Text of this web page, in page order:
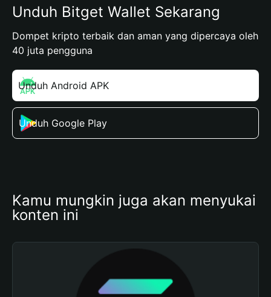
Unduh Bitget Wallet Sekarang
Dompet kripto terbaik dan aman yang dipercaya oleh
40 juta pengguna
Unduh Android APK
Unduh Google Play
Kamu mungkin juga akan menyukai
konten ini